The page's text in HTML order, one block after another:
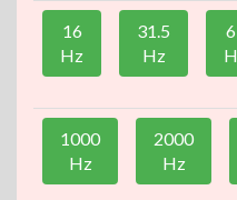
16
Hz
31.5
Hz
1000
Hz
2000
Hz